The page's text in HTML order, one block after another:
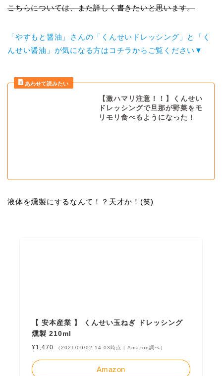
こちらについては、また詳しく書きたいと思います。
「やすもと醤油」さんの「くんせいドレッシング」と「く
んせい醤油」が気になる方はコチラからご覧ください▼
【激ハマリ注意！！】くんせい
ドレッシングで旦那が野菜をモ
リモリ食べるようになった！
液体を燻製にするなんて！？天才か！(笑)
【 安本産業 】 くんせい玉ねぎ ドレッシング
燻製 210ml
¥1,470 （2021/09/02 14:03時点 | Amazon調べ）
Amazon